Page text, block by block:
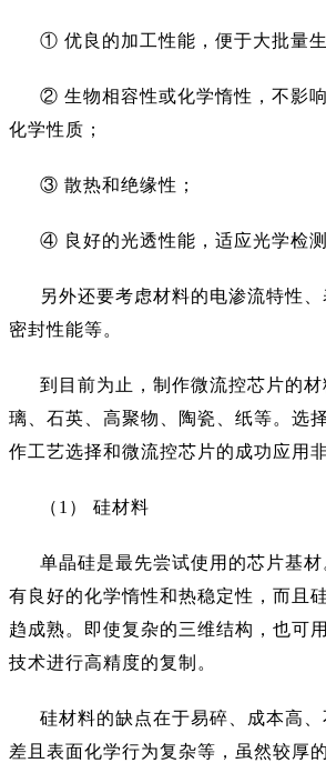
① 优良的加工性能，便于大批量
② 生物相容性或化学惰性，不影
化学性质；
③ 散热和绝缘性；
④ 良好的光透性能，适应光学检测
另外还要考虑材料的电渗流特性
密封性能等。
到目前为止，制作微流控芯片的
璃、石英、高聚物、陶瓷、纸等。选
作工艺选择和微流控芯片的成功应用
（ 1） 硅材料
单晶硅是最先尝试使用的芯片基
有良好的化学惰性和热稳定性，而且
趋成熟。即使复杂的三维结构，也可
技术进行高精度的复制。
硅材料的缺点在于易碎、成本高
差且表面化学行为复杂等，虽然较厚